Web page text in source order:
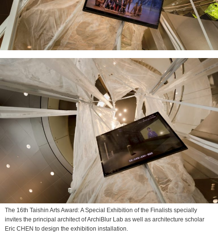
The 16th Taishin Arts Award: A Special Exhibition of the Finalists specially
invites the principal architect of ArchiBlur Lab as well as architecture scholar
Eric CHEN to design the exhibition installation.